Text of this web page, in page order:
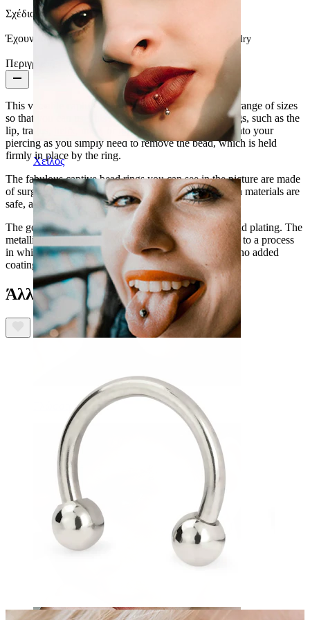
Χείλος
Σχέδιο:Simple
Έχουν τα σκουλαρίκια επίστρωση: Yes, the whole jewelry
Περιγραφή
This versatile captive bead ring is available in a huge range of sizes
so that you can use this ring in many different piercings, such as the
lip, tragus,
nipple piercings . To insert into your
piercing as you simply need to remove the bead, which is held
firmly in place by the ring.
The fabulous captive bead rings you can see in the picture are made
of surgical steel and have a thin titanium coating. Both materials are
safe, and they don't release nickel traces.
The gold-plated model owes its color to a 14-karat gold plating. The
metallic silver model's color has been achieved thanks to a process
in which surgical steel has been micro-polished, with no added
coating.
Άλλοι αγόρασαν επίσης